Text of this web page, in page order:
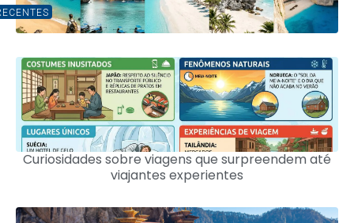
Curiosidades sobre viagens que surpreendem até
viajantes experientes